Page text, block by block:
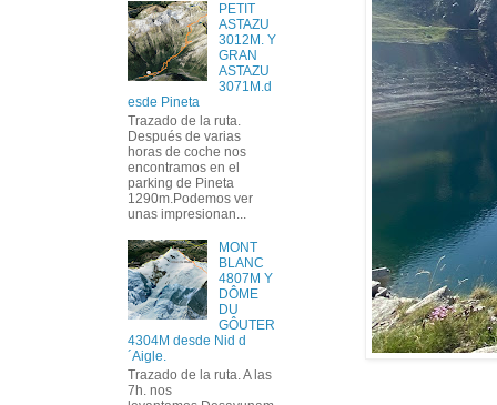
PETIT
ASTAZU
3012M. Y
GRAN
ASTAZU
3071M.d
esde Pineta
Trazado de la ruta.
Después de varias
horas de coche nos
encontramos en el
parking de Pineta
1290m.Podemos ver
unas impresionan...
MONT
BLANC
4807M Y
DÔME
DU
GÔUTER
4304M desde Nid d
´Aigle.
Trazado de la ruta. A las
7h. nos